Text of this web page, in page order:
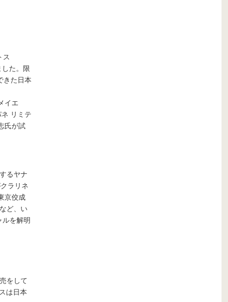
ス
した。限
きた日本
イエ
リミテ
氏が試
るヤナ
ラリネ
京佼成
ど、い
を解明
をして
は日本